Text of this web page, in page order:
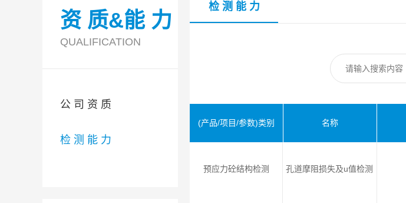
资 质&能 力
QUALIFICATION
公 司 资 质
检 测 能 力
检 测 能 力
(产品/项目/参数)类别 名称
预应力砼结构检测 孔道摩阻损失及u值检测